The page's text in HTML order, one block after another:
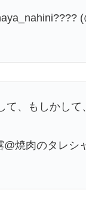
て、もしかして
焼肉のタレシ